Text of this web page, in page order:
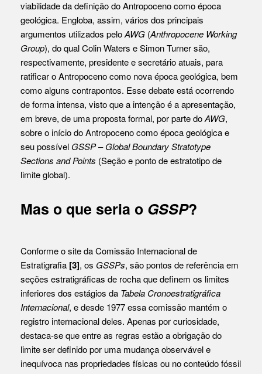
viabilidade da definição do Antropoceno como época
geológica. Engloba, assim, vários dos principais
argumentos utilizados peloAWG (Anthropocene Working
Group), do qual Colin Waters e Simon Turner são,
respectivamente, presidente e secretário atuais, para
ratificar o Antropoceno como nova época geológica, bem
como alguns contrapontos. Esse debate está ocorrendo
de forma intensa, visto que a intenção é a apresentação,
em breve, de uma proposta formal, por parte doAWG,
sobre o início do Antropoceno como época geológica e
seu possível GSSP–Global Boundary Stratotype
Sections and Points (Seção e ponto de estratotipo de
limite global).
Mas o que seria o GSSP?
Conforme o site da Comissão Internacional de
Estratigrafia [3], os GSSPs, são pontos de referência em
seções estratigráficas de rocha que definem os limites
inferiores dos estágios da Tabela Cronoestratigráfica
Internacional, e desde 1977 essa comissão mantém o
registro internacional deles. Apenas por curiosidade,
destaca-se que entre as regras estão a obrigação do
limite ser definido por uma mudança observável e
inequívoca nas propriedades físicas ou no conteúdo fóssil